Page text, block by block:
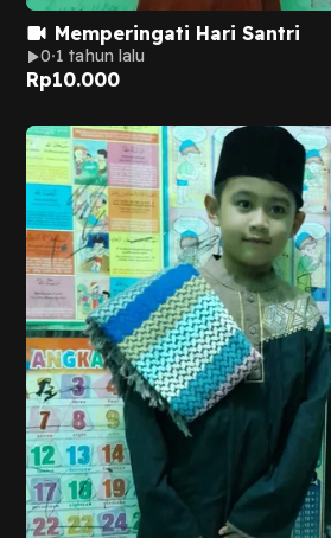
Memperingati Hari Santri
0 1 tahun lalu
Rp10.000